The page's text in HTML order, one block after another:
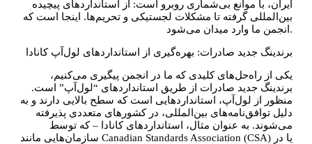
ایران، با موانع بی‌شماری روبرو است: از استانداردهای پیچیده
بین‌المللی گرفته تا مشکلات لجستیکی و تحریم‌ها. اینجا است که
انجمن ما وارد میدان می‌شود.
برندینگ جدید صادرات: بهره‌گیری از استانداردهای لول‌آپ کانادا
یکی از راه‌حل‌های کلیدی که ما در انجمن پیگیری می‌کنیم،
برندینگ جدید صادرات از طریق استانداردهای “لول‌آپ” است.
منظور از لول‌آپ، استانداردهایی است که سطح بالایی دارند و به
دلیل توافق‌نامه‌های بین‌المللی، در کشورهای متعددی پذیرفته
می‌شوند. به عنوان مثال، استانداردهای کانادا – که توسط
سازمان‌هایی مانند Canadian Standards Association (CSA) یا در